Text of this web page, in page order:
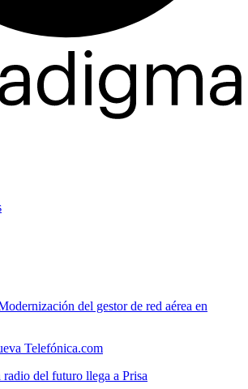
del gestor de red aérea en
Telefónica.com
radio del futuro llega a Prisa